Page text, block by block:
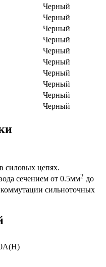
Черный
Черный
Черный
Черный
Черный
Черный
Черный
Черный
Черный
Черный
силовых цепях.
сечением от 0.5мм2 до
сильноточных